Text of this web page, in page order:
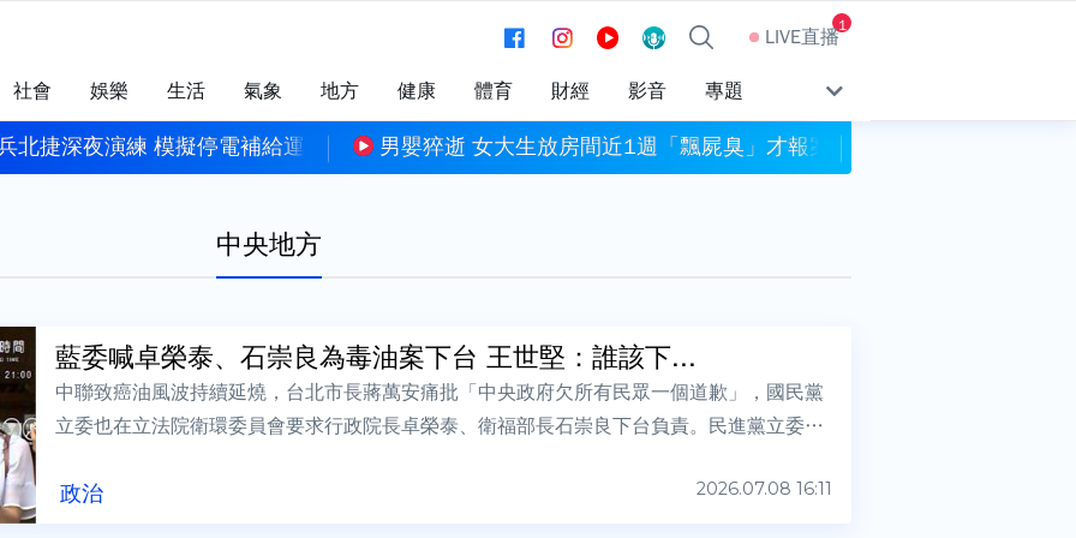
LIVE直播1
社會 娛樂 生活 氣象 地方 健康 體育 財經 影音 專題
北捷深夜演練 模擬停電補給運送 男嬰猝逝 女大生放房間近1週「飄屍臭」才報案
中央地方
政治
藍委喊卓榮泰、石崇良為毒油案下台 王世堅：誰該下...
2026.07.08 16:11
中聯致癌油風波持續延燒，台北市長蔣萬安痛批「中央政府欠所有民眾一個道歉」，國民黨
立委也在立法院衛環委員會要求行政院長卓榮泰、衛福部長石崇良下台負責。民進黨立委王